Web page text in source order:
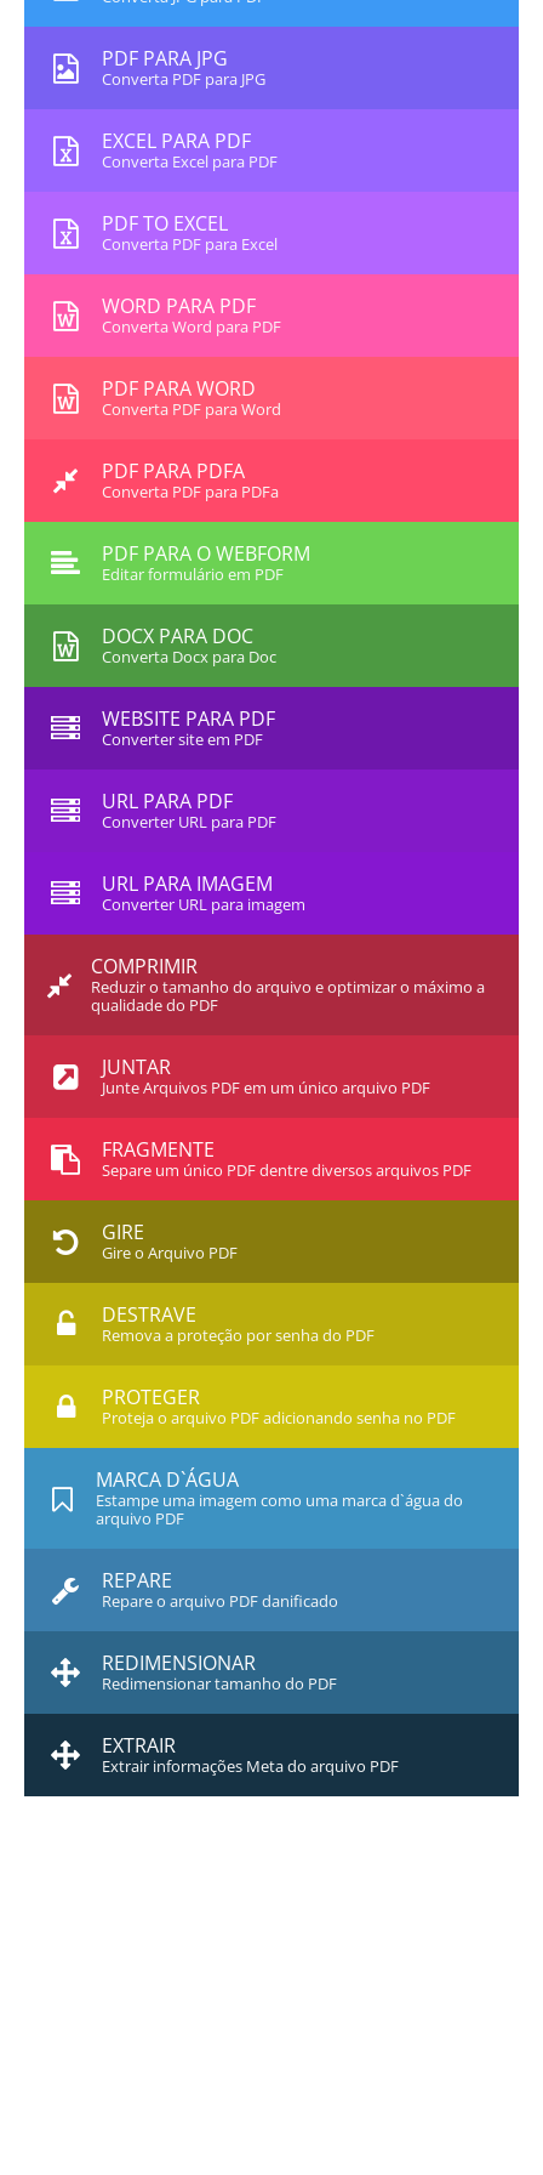
PDF PARA JPG
Converta PDF para JPG
EXCEL PARA PDF
Converta Excel para PDF
PDF TO EXCEL
Converta PDF para Excel
WORD PARA PDF
Converta Word para PDF
PDF PARA WORD
Converta PDF para Word
PDF PARA PDFA
Converta PDF para PDFa
PDF PARA O WEBFORM
Editar formulário em PDF
DOCX PARA DOC
Converta Docx para Doc
WEBSITE PARA PDF
Converter site em PDF
URL PARA PDF
Converter URL para PDF
URL PARA IMAGEM
Converter URL para imagem
COMPRIMIR
Reduzir o tamanho do arquivo e optimizar o máximo a
qualidade do PDF
JUNTAR
Junte Arquivos PDF em um único arquivo PDF
FRAGMENTE
Separe um único PDF dentre diversos arquivos PDF
GIRE
Gire o Arquivo PDF
DESTRAVE
Remova a proteção por senha do PDF
PROTEGER
Proteja o arquivo PDF adicionando senha no PDF
MARCA D`ÁGUA
Estampe uma imagem como uma marca d`água do
arquivo PDF
REPARE
Repare o arquivo PDF danificado
REDIMENSIONAR
Redimensionar tamanho do PDF
EXTRAIR
Extrair informações Meta do arquivo PDF